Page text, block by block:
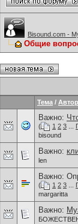
Bisound.com -
Общие
Тема / Автор
Важно:
( 1 2 3
bisound
Важно:
len
Важно:
( 1 2 3
margaritta
Важно: